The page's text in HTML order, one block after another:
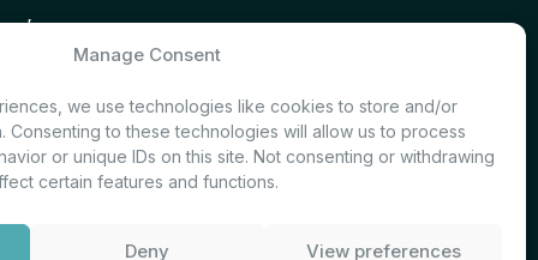
Manage Consent
we use technologies like cookies to store and/or
Consenting to these technologies will allow us to process
or unique IDs on this site. Not consenting or withdrawing
certain features and functions.
Deny View preferences
Investor Relations – Τμήμα